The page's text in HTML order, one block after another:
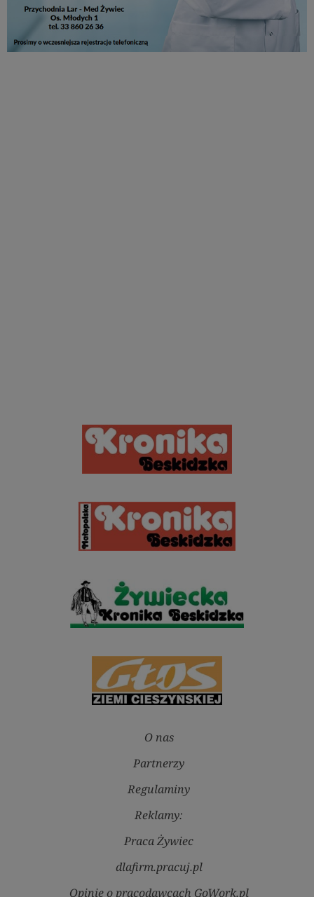
O nas
Partnerzy
Regulaminy
Reklamy:
Praca Żywiec
dlafirm.pracuj.pl
Opinie o pracodawcach GoWork.pl